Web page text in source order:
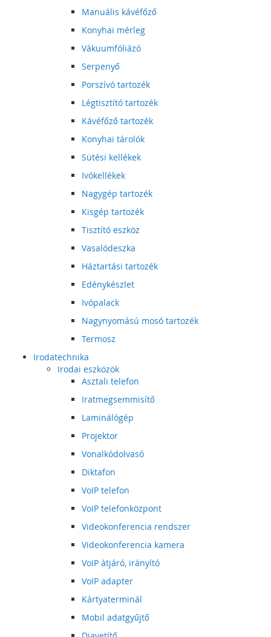
Manuális kávéfőző
Konyhai mérleg
Vákuumfóliázó
Serpenyő
Porszívó tartozék
Légtisztító tartozék
Kávéfőző tartozék
Konyhai tárolók
Sütési kellékek
Ivókellékek
Nagygép tartozék
Kisgép tartozék
Tisztító eszköz
Vasalódeszka
Háztartási tartozék
Edénykészlet
Ivópalack
Nagynyomású mosó tartozék
Termosz
Irodatechnika
Irodai eszközök
Asztali telefon
Iratmegsemmisítő
Laminálógép
Projektor
Vonalkódolvasó
Diktafon
VoIP telefon
VoIP telefonközpont
Videokonferencia rendszer
Videokonferencia kamera
VoIP átjáró, irányító
VoIP adapter
Kártyaterminál
Mobil adatgyűjtő